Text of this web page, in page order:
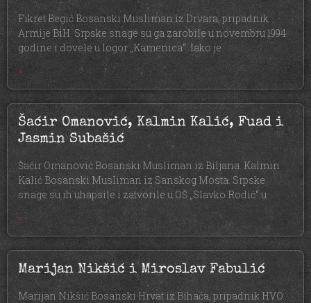
Fikret Begić Bosanski Musliman iz Drvara, pripadnik
Armije BiH. Srpske snage su ga zarobile u novembru 1994.
godine i dovele u logor „Kamenica“. Iako je
»
Šaćir Omanović, Kalmin Kalić, Fuad i
Jasmin Subašić
Šaćir Omanović Bosanski Musliman iz Biljana. Kalmin
Kalić Bosanski Musliman iz Sanskog Mosta. Srpske
snage su ih uhapsile i zatvorile u OŠ „Slavko Rodić“ u
»
Marijan Nikšić i Miroslav Fabulić
Marijan Nikšić Bosanski Hrvat iz Bihaća, pripadnik HVO.